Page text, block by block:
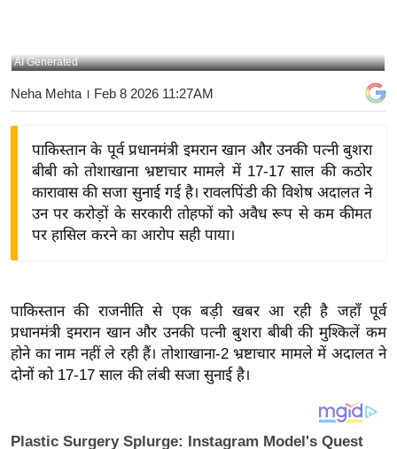
य
ज़
वि
शे
ष
य
AI Generated
Neha Mehta । Feb 8 2026 11:27AM
पाकिस्तान के पूर्व प्रधानमंत्री इमरान खान और उनकी पत्नी बुशरा
बीबी को तोशाखाना भ्रष्टाचार मामले में 17-17 साल की कठोर
कारावास की सजा सुनाई गई है। रावलपिंडी की विशेष अदालत ने
उन पर करोड़ों के सरकारी तोहफों को अवैध रूप से कम कीमत
पर हासिल करने का आरोप सही पाया।
पाकिस्तान की राजनीति से एक बड़ी खबर आ रही है जहाँ पूर्व
प्रधानमंत्री इमरान खान और उनकी पत्नी बुशरा बीबी की मुश्किलें कम
होने का नाम नहीं ले रही हैं। तोशाखाना-2 भ्रष्टाचार मामले में अदालत ने
दोनों को 17-17 साल की लंबी सजा सुनाई है।